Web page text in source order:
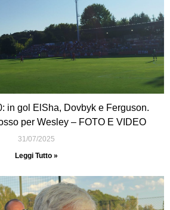
in gol ElSha, Dovbyk e Ferguson.
per Wesley – FOTO E VIDEO
31/07/2025
Leggi Tutto »